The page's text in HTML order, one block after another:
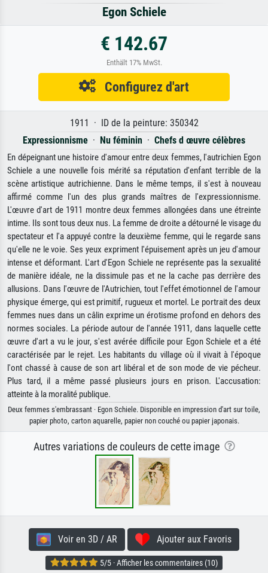
Egon Schiele
€ 142.67
Enthält 17% MwSt.
Configurez d'art
1911 · ID de la peinture: 350342
Expressionnisme · Nu féminin · Chefs d œuvre célèbres
En dépeignant une histoire d'amour entre deux femmes, l'autrichien Egon
Schiele a une nouvelle fois mérité sa réputation d'enfant terrible de la
scène artistique autrichienne. Dans le même temps, il s'est à nouveau
affirmé comme l'un des plus grands maîtres de l'expressionnisme.
L'œuvre d'art de 1911 montre deux femmes allongées dans une étreinte
intime. Ils sont tous deux nus. La femme de droite a détourné le visage du
spectateur et l'a appuyé contre la deuxième femme, qui le regarde sans
qu'elle ne le voie. Ses yeux expriment l'épuisement après un jeu d'amour
intense et déformant. L'art d'Egon Schiele ne représente pas la sexualité
de manière idéale, ne la dissimule pas et ne la cache pas derrière des
allusions. Dans l'œuvre de l'Autrichien, tout l'effet émotionnel de l'amour
physique émerge, qui est primitif, rugueux et mortel. Le portrait des deux
femmes nues dans un câlin exprime un érotisme profond en dehors des
normes sociales. La période autour de l'année 1911, dans laquelle cette
œuvre d'art a vu le jour, s'est avérée difficile pour Egon Schiele et a été
caractérisée par le rejet. Les habitants du village où il vivait à l'époque
l'ont chassé à cause de son art libéral et de son mode de vie pécheur.
Plus tard, il a même passé plusieurs jours en prison. L'accusation:
atteinte à la moralité publique.
Deux femmes s'embrassant · Egon Schiele. Disponible en impression d'art sur toile,
papier photo, carton aquarelle, papier non couché ou papier japonais.
Autres variations de couleurs de cette image
Voir en 3D / AR Ajouter aux Favoris
5/5 · Afficher les commentaires (10)